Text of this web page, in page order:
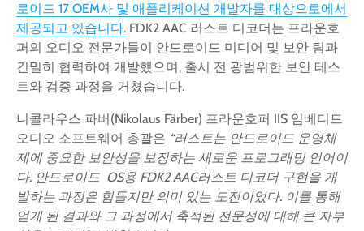
로이드 17 OEM사 및 애플리케이션 개발자를 대상으로에서
제공되고 있습니다. FDK2 AAC 러스트 디코더는 프라운호
퍼의 오디오 전문가들이 안드로이드 미디어 및 보안 팀과
긴밀히 협력하여 개발했으며, 출시 전 광범위한 보안 테스
트와 검증 과정을 거쳤습니다.
니콜라우스 파버(Nikolaus Färber) 프라운호퍼 IIS 임베디드
오디오 소프트웨어 총괄은 “러스트는 안드로이드 운영체
제에 중요한 보안성을 보장하는 새로운 프로그래밍 언어이
다. 안드로이드 OS용 FDK2 AAC러스트 디코더 구현을 개
발하는 과정은 힘들지만 의미 있는 도전이었다. 이를 통해
얻게 된 결과와 그 과정에서 축적된 전문성에 대해 큰 자부